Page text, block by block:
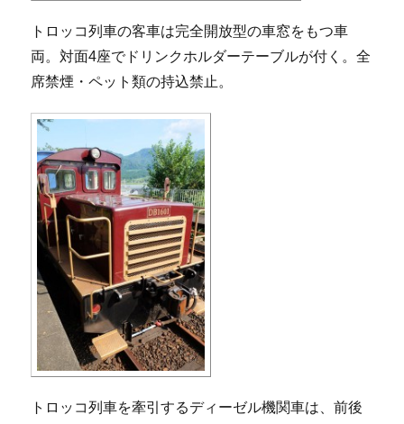
トロッコ列車の客車は完全開放型の車窓をもつ車
両。対面4座でドリンクホルダーテーブルが付く。全
席禁煙・ペット類の持込禁止。
トロッコ列車を牽引するディーゼル機関車は、前後